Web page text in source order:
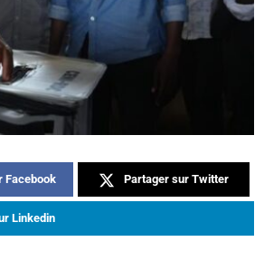
Facebook Partager sur Twitter
Linkedin